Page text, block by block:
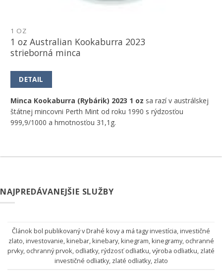
1 OZ
1 oz Australian Kookaburra 2023
strieborná minca
DETAIL
Minca Kookaburra (Rybárik) 2023 1 oz sa razí v austrálskej
štátnej mincovni Perth Mint od roku 1990 s rýdzosťou
999,9/1000 a hmotnosťou 31,1g.
NAJPREDÁVANEJŠIE SLUŽBY
Článok bol publikovaný vDrahé kovya má tagyinvestícia,investičné
zlato,investovanie,kinebar,kinebary,kinegram,kinegramy, ochranné
prvky, ochranný prvok, odliatky,rýdzosť odliatku,výroba odliatku, zlaté
investičné odliatky, zlaté odliatky, zlato